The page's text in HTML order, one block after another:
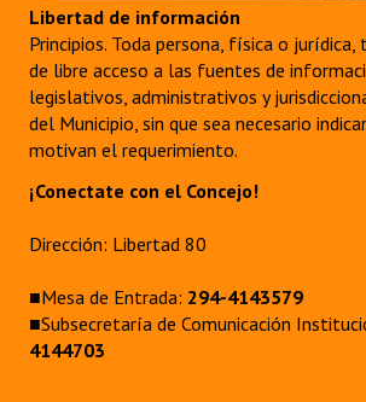
Libertad de información
Principios. Toda persona, física o jurídica,
de libre acceso a las fuentes de
legislativos, administrativos y
del Municipio, sin que sea necesario
motivan el requerimiento.
¡Conectate con el Concejo!
Dirección: Libertad 80
■Mesa de Entrada: 294-4143579
■Subsecretaría de Comunicación
4144703